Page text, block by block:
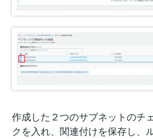
作成した２つのサブネットのチ
クを入れ、関連付けを保存し、